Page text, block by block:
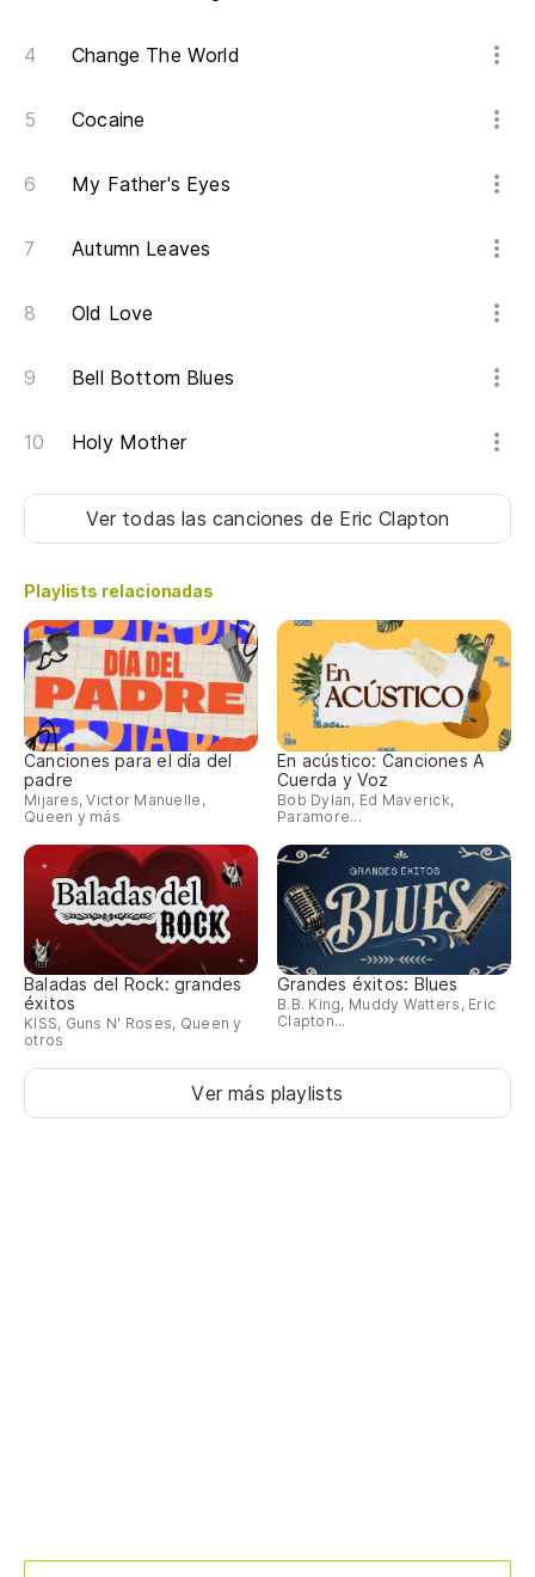
Change The World
Cocaine
My Father's Eyes
Autumn Leaves
Old Love
Bell Bottom Blues
Holy Mother
Ver todas las canciones de Eric Clapton
Playlists relacionadas
Canciones para el día del
padre
Mijares, Victor Manuelle,
Queen y más
En acústico: Canciones A
Cuerda y Voz
Bob Dylan, Ed Maverick,
Paramore...
Baladas del Rock: grandes
éxitos
KISS, Guns N' Roses, Queen y
otros
Grandes éxitos: Blues
B.B. King, Muddy Watters, Eric
Clapton...
Ver más playlists